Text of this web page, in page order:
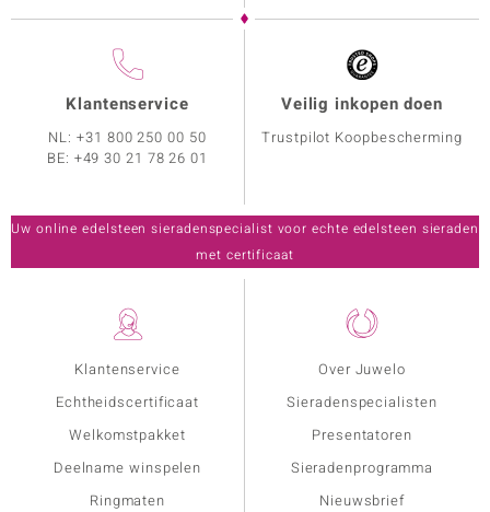
Klantenservice
Echtheidscertificaat
Welkomstpakket
Deelname winspelen
Ringmaten
Over Juwelo
Sieradenspecialisten
Presentatoren
Sieradenprogramma
Nieuwsbrief
Klantenservice
NL:+31 800 250 00 50
BE: +49 30 21 78 26 01
Veilig inkopen doen
Trustpilot Koopbescherming
Uw online edelsteen sieradenspecialist voor echte edelsteen sieraden
met certificaat